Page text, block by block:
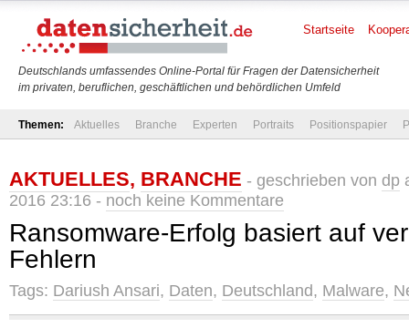
Deutschlands umfassendes Online-Portal für Fragen der Datensicherheit
im privaten, beruflichen, geschäftlichen und behördlichen Umfeld
Startseite
Themen: Aktuelles Branche Experten Portraits Positionspapier
AKTUELLES, BRANCHE - geschrieben von dp
2016 23:16 - noch keine Kommentare
Ransomware-Erfolg basiert auf
Fehlern
Tags: Dariush Ansari, Daten, Deutschland, Malware,